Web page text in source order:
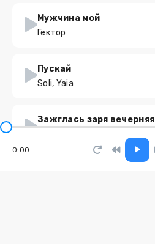
Мужчина мой
Гектор
Пускай
Soli, Yaia
Зажглась заря вечерняя
0:00